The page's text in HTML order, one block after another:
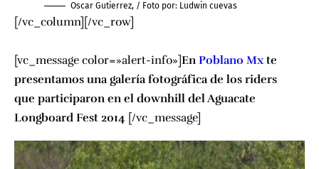
Oscar Gutierrez, / Foto por: Ludwin cuevas
[/vc_column][/vc_row]
[vc_message color=»alert-info»]En Poblano Mx te
presentamos una galería fotográfica de los riders
que participaron en el downhill del Aguacate
Longboard Fest 2014 [/vc_message]